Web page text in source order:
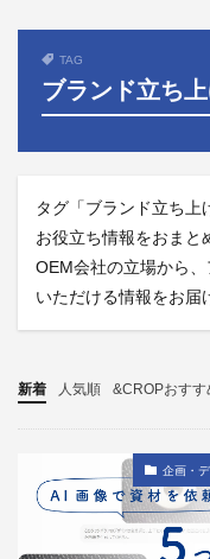
TAG
ブランド立ち
タグ「ブランド立ち上
お役立ち情報をおまと
OEM会社の立場から
いただける情報をお届
新着 人気順 &CROPおすす
探る
企画・